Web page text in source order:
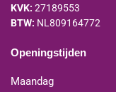
KVK: 27189553
BTW: NL809164772
Openingstijden
Maandag